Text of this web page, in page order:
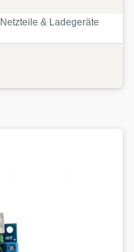
Netzteile & Ladegeräte